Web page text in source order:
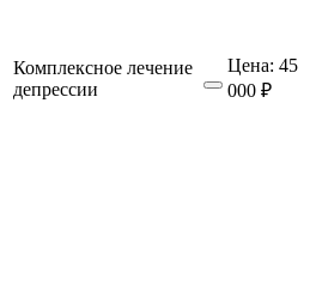
Комплексное лечение
депрессии
Цена: 45
000 ₽